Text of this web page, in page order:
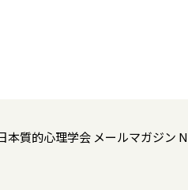
本質的心理学会 メールマガジン